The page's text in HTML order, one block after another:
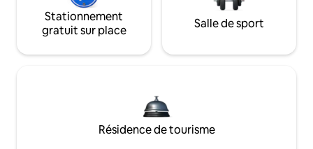
Stationnement
gratuit sur place
Salle de sport
Résidence de tourisme